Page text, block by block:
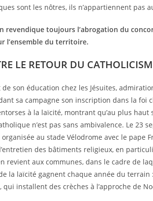
sont les nôtres, ils n’appartiennent pas
revendique toujours l’abrogation du
l’ensemble du territoire.
LE RETOUR DU
de son éducation chez les Jésuites,
sa campagne son inscription dans la foi
à la laïcité, montrant qu’au plus haut
n’est pas sans ambivalence. Le 23
organisée au stade Vélodrome avec le pape
des bâtiments religieux, en
revient aux communes, dans le cadre de
la laïcité gagnent chaque année du terrain
qui installent des crèches à l’approche de